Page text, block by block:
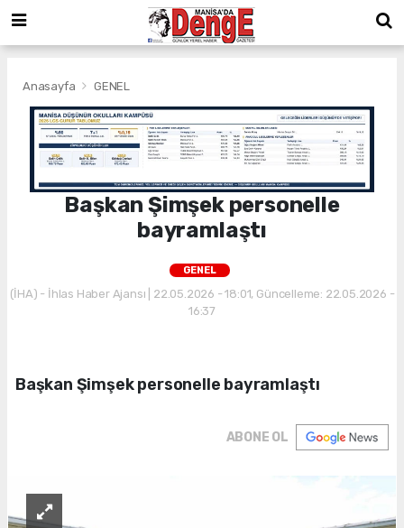
Anasayfa GENEL
Başkan Şimşek personelle
bayramlaştı
GENEL
(İHA) - İhlas Haber Ajansı | 22.05.2026 - 18:01, Güncelleme: 22.05.2026 -
16:37
Başkan Şimşek personelle bayramlaştı
ABONE OL